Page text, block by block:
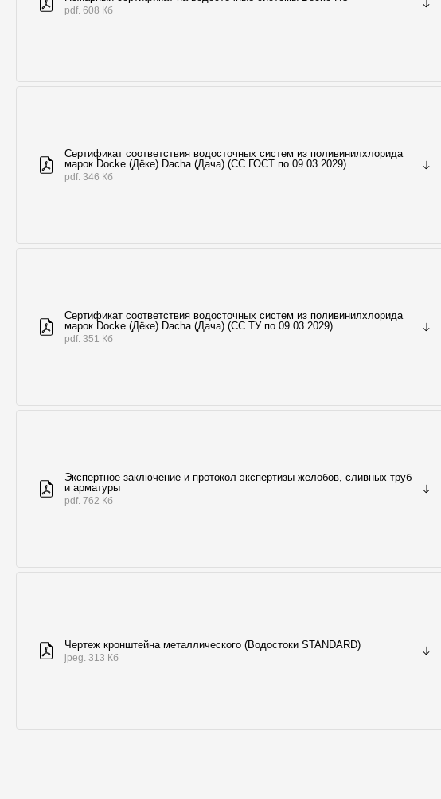
pdf. 608 Кб
Сертификат соответствия водосточных систем из поливинилхлорида
марок Docke (Дёке) Dacha (Дача) (СС ГОСТ по 09.03.2029)
pdf. 346 Кб
Сертификат соответствия водосточных систем из поливинилхлорида
марок Docke (Дёке) Dacha (Дача) (СС ТУ по 09.03.2029)
pdf. 351 Кб
Экспертное заключение и протокол экспертизы желобов, сливных труб
и арматуры
pdf. 762 Кб
Чертеж кронштейна металлического (Водостоки STANDARD)
jpeg. 313 Кб